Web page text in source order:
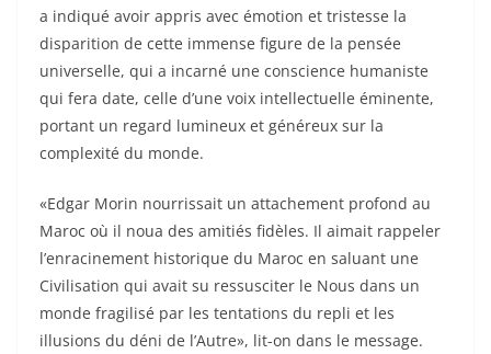
a indiqué avoir appris avec émotion et tristesse la
disparition de cette immense figure de la pensée
universelle, qui a incarné une conscience humaniste
qui fera date, celle d’une voix intellectuelle éminente,
portant un regard lumineux et généreux sur la
complexité du monde.
«Edgar Morin nourrissait un attachement profond au
Maroc où il noua des amitiés fidèles. Il aimait rappeler
l’enracinement historique du Maroc en saluant une
Civilisation qui avait su ressusciter le Nous dans un
monde fragilisé par les tentations du repli et les
illusions du déni de l’Autre», lit-on dans le message.